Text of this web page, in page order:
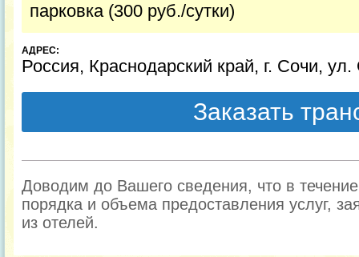
парковка (300 руб./сутки)
АДРЕС:
Россия, Краснодарский край, г. Сочи,
Заказать
Доводим до Вашего сведения, что в
порядка и объема предоставления услуг,
из отелей.